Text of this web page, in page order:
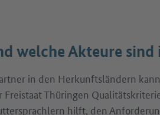
welche Akteure
in den Herkunftsländern
Thüringen
hilft, den